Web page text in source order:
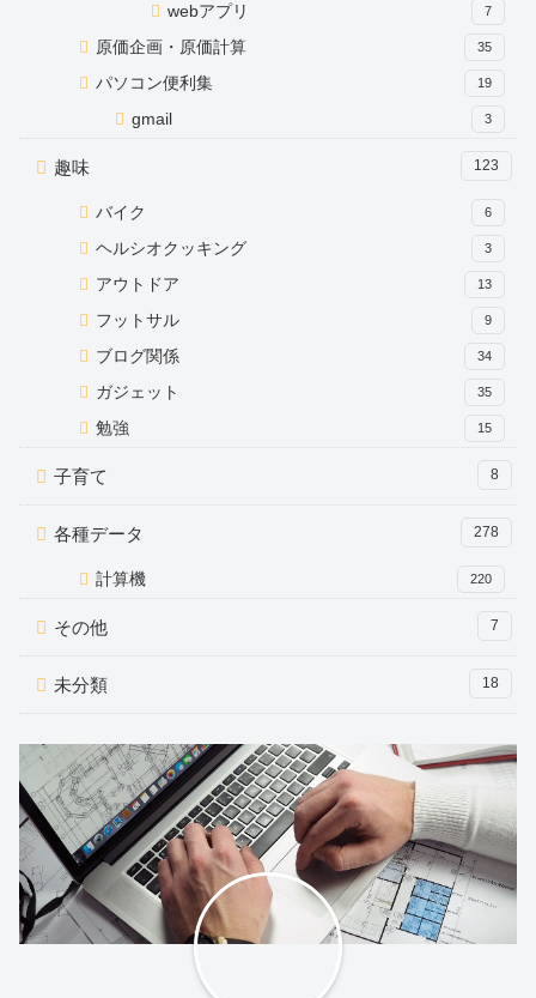
webアプリ 7
原価企画・原価計算 35
パソコン便利集 19
gmail 3
趣味 123
バイク 6
ヘルシオクッキング 3
アウトドア 13
フットサル 9
ブログ関係 34
ガジェット 35
勉強 15
子育て 8
各種データ 278
計算機 220
その他 7
未分類 18